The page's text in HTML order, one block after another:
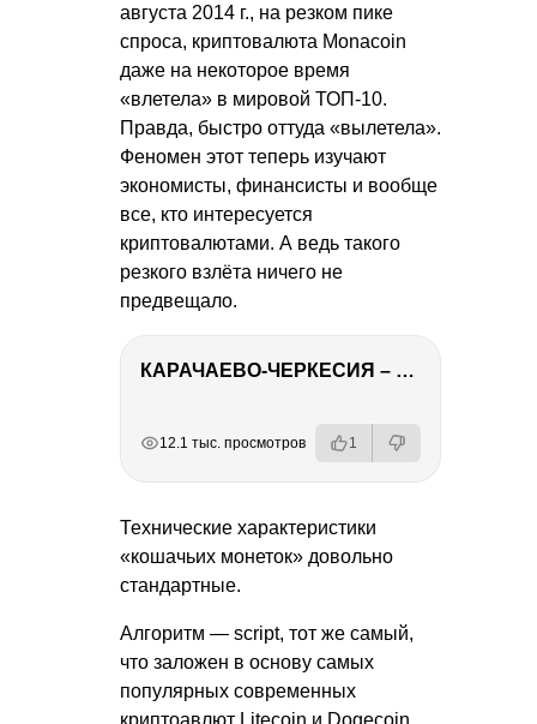
августа 2014 г., на резком пике
спроса, криптовалюта Monacoin
даже на некоторое время
«влетела» в мировой ТОП-10.
Правда, быстро оттуда «вылетела».
Феномен этот теперь изучают
экономисты, финансисты и вообще
все, кто интересуется
криптовалютами. А ведь такого
резкого взлёта ничего не
предвещало.
КАРАЧАЕВО-ЧЕРКЕСИЯ – ПУТЕШЕСТВИЕ НА КАВКАЗ часть 2
12.1 тыс. просмотров 1
Технические характеристики
«кошачьих монеток» довольно
стандартные.
Алгоритм — script, тот же самый,
что заложен в основу самых
популярных современных
криптоавлют Litecoin и Dogecoin.